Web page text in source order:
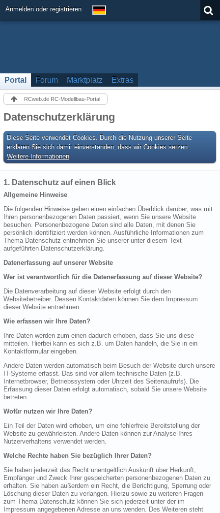
Anmelden oder registrieren
Portal Forum Marktplatz Extras
RCweb.de RC-Modellbau-Portal
Datenschutzerklärung
Diese Seite verwendet Cookies. Durch die Nutzung unserer Seite
erklären Sie sich damit einverstanden, dass wir Cookies setzen.
Weitere Informationen
1. Datenschutz auf einen Blick
Allgemeine Hinweise
Die folgenden Hinweise geben einen einfachen Überblick darüber, was mit
Ihren personenbezogenen Daten passiert, wenn Sie unsere Website
besuchen. Personenbezogene Daten sind alle Daten, mit denen Sie
persönlich identifiziert werden können. Ausführliche Informationen zum
Thema Datenschutz entnehmen Sie unserer unter diesem Text
aufgeführten Datenschutzerklärung.
Datenerfassung auf unserer Website
Wer ist verantwortlich für die Datenerfassung auf dieser Website?
Die Datenverarbeitung auf dieser Website erfolgt durch den
Websitebetreiber. Dessen Kontaktdaten können Sie dem Impressum
dieser Website entnehmen.
Wie erfassen wir Ihre Daten?
Ihre Daten werden zum einen dadurch erhoben, dass Sie uns diese
mitteilen. Hierbei kann es sich z.B. um Daten handeln, die Sie in ein
Kontaktformular eingeben.
Andere Daten werden automatisch beim Besuch der Website durch unsere
IT-Systeme erfasst. Das sind vor allem technische Daten (z.B.
Internetbrowser, Betriebssystem oder Uhrzeit des Seitenaufrufs). Die
Erfassung dieser Daten erfolgt automatisch, sobald Sie unsere Website
betreten.
Wofür nutzen wir Ihre Daten?
Ein Teil der Daten wird erhoben, um eine fehlerfreie Bereitstellung der
Website zu gewährleisten. Andere Daten können zur Analyse Ihres
Nutzerverhaltens verwendet werden.
Welche Rechte haben Sie bezüglich Ihrer Daten?
Sie haben jederzeit das Recht unentgeltlich Auskunft über Herkunft,
Empfänger und Zweck Ihrer gespeicherten personenbezogenen Daten zu
erhalten. Sie haben außerdem ein Recht, die Berichtigung, Sperrung oder
Löschung dieser Daten zu verlangen. Hierzu sowie zu weiteren Fragen
zum Thema Datenschutz können Sie sich jederzeit unter der im
Impressum angegebenen Adresse an uns wenden. Des Weiteren steht